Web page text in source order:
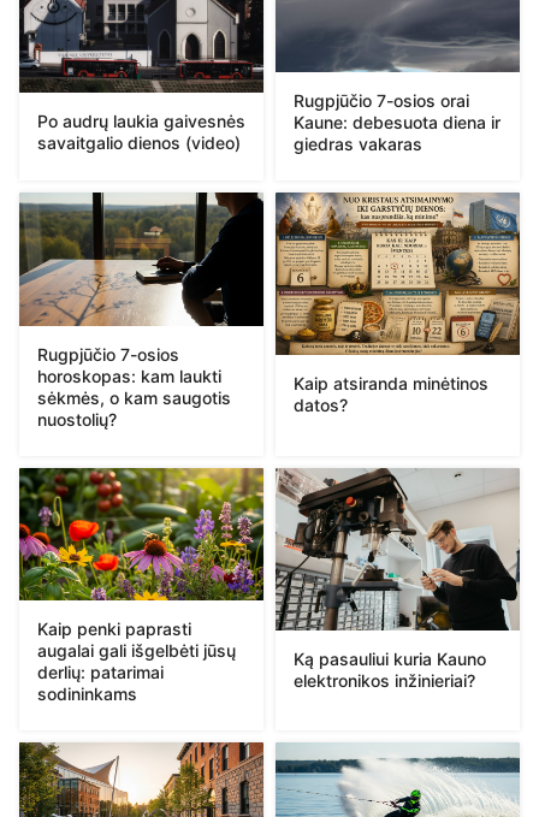
Po audrų laukia gaivesnės
savaitgalio dienos (video)
Rugpjūčio 7-osios orai
Kaune: debesuota diena ir
giedras vakaras
Rugpjūčio 7-osios
horoskopas: kam laukti
sėkmės, o kam saugotis
nuostolių?
Kaip atsiranda minėtinos
datos?
Kaip penki paprasti
augalai gali išgelbėti jūsų
derlių: patarimai
sodininkams
Ką pasauliui kuria Kauno
elektronikos inžinieriai?